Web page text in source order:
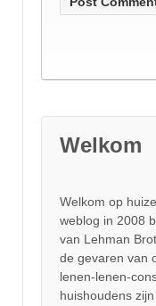
Welkom
Welkom op
weblog in 2008
van Lehman
de gevaren van
lenen-lenen-
huishoudens